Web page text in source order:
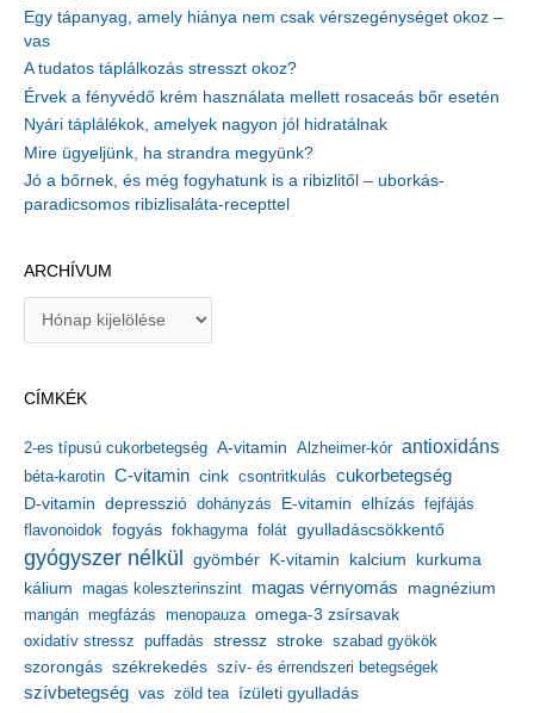
Egy tápanyag, amely hiánya nem csak vérszegénységet okoz –
vas
A tudatos táplálkozás stresszt okoz?
Érvek a fényvédő krém használata mellett rosaceás bőr esetén
Nyári táplálékok, amelyek nagyon jól hidratálnak
Mire ügyeljünk, ha strandra megyünk?
Jó a bőrnek, és még fogyhatunk is a ribizlitől – uborkás-
paradicsomos ribizlisaláta-recepttel
ARCHÍVUM
í
u
m
CÍMKÉK
2-es típusú cukorbetegség A-vitamin Alzheimer-kór antioxidáns
béta-karotin C-vitamin cink csontritkulás cukorbetegség
D-vitamin depresszió dohányzás E-vitamin elhízás fejfájás
flavonoidok fogyás fokhagyma folát gyulladáscsökkentő
gyógyszer nélkül gyömbér K-vitamin kalcium kurkuma
kálium magas koleszterinszint magas vérnyomás magnézium
mangán megfázás menopauza omega-3 zsírsavak
oxidatív stressz puffadás stressz stroke szabad gyökök
szorongás székrekedés szív- és érrendszeri betegségek
szívbetegség vas zöld tea ízületi gyulladás